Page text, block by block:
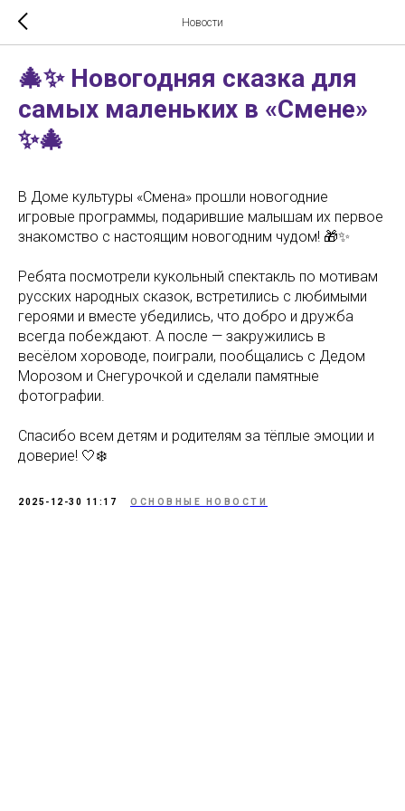
Новости
🎄✨ Новогодняя сказка для
самых маленьких в «Смене»
✨🎄
В Доме культуры «Смена» прошли новогодние
игровые программы, подарившие малышам их первое
знакомство с настоящим новогодним чудом! 🎁✨
Ребята посмотрели кукольный спектакль по мотивам
русских народных сказок, встретились с любимыми
героями и вместе убедились, что добро и дружба
всегда побеждают. А после — закружились в
весёлом хороводе, поиграли, пообщались с Дедом
Морозом и Снегурочкой и сделали памятные
фотографии.
Спасибо всем детям и родителям за тёплые эмоции и
доверие! 🤍❄️
2025-12-30 11:17 ОСНОВНЫЕ НОВОСТИ